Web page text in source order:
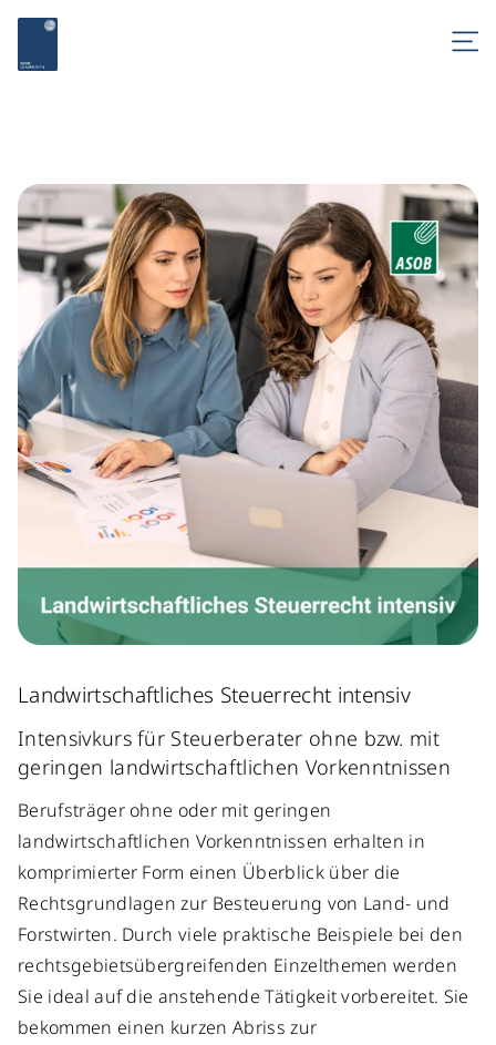
Landwirtschaftliches Steuerrecht intensiv
Intensivkurs für Steuerberater ohne bzw. mit
geringen landwirtschaftlichen Vorkenntnissen
Berufsträger ohne oder mit geringen
landwirtschaftlichen Vorkenntnissen erhalten in
komprimierter Form einen Überblick über die
Rechtsgrundlagen zur Besteuerung von Land- und
Forstwirten. Durch viele praktische Beispiele bei den
rechtsgebietsübergreifenden Einzelthemen werden
Sie ideal auf die anstehende Tätigkeit vorbereitet. Sie
bekommen einen kurzen Abriss zur